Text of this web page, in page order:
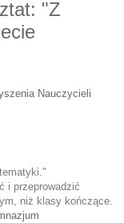
"Z
Nauczycieli
i przeprowadzić
niż klasy kończące.